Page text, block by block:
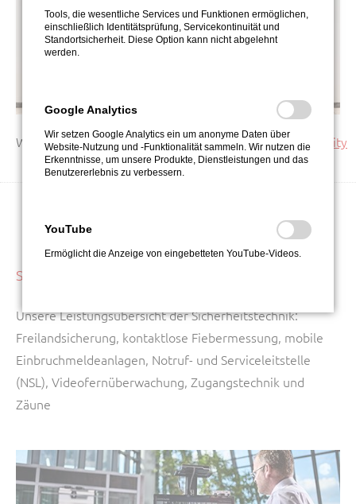
Weiterlesen:Servicedienste Leipzig von CIBORIUS Security
SICHERHEITSTECHNIK
Unsere Leistungsübersicht der Sicherheitstechnik:
Freilandsicherung, kontaktlose Fiebermessung, mobile
Einbruchmeldeanlagen, Notruf- und Serviceleitstelle
(NSL), Videofernüberwachung, Zugangstechnik und
Zäune
Tools, die wesentliche Services und Funktionen ermöglichen,
einschließlich Identitätsprüfung, Servicekontinuität und
Standortsicherheit. Diese Option kann nicht abgelehnt
werden.
Google Analytics
Wir setzen Google Analytics ein um anonyme Daten über
Website-Nutzung und -Funktionalität sammeln. Wir nutzen die
Erkenntnisse, um unsere Produkte, Dienstleistungen und das
Benutzererlebnis zu verbessern.
YouTube
Ermöglicht die Anzeige von eingebetteten YouTube-Videos.